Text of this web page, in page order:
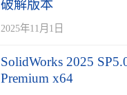
破解版本
2025年11月1日
SolidWorks 2025
Premium x64